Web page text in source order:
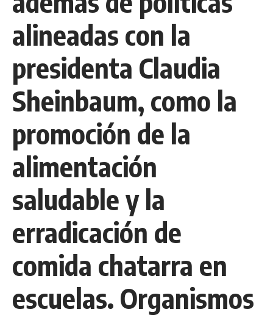
alineadas con la
presidenta Claudia
Sheinbaum, como la
promoción de la
alimentación
saludable y la
erradicación de
comida chatarra en
escuelas. Organismos